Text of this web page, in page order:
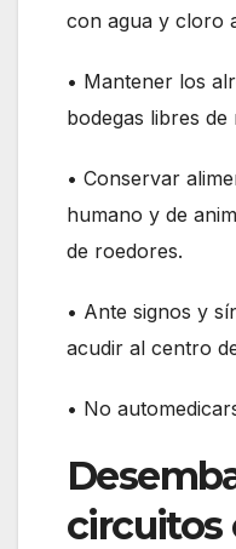
con agua y cloro
• Mantener los
bodegas libres de
• Conservar
humano y de
de roedores.
• Ante signos y
acudir al centro
• No
circuitos